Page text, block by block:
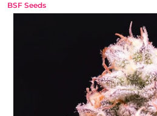
BSF Seeds